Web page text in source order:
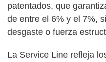
patentados, que
de entre el 6% y el 7%,
desgaste o fuerza
La Service Line refleja